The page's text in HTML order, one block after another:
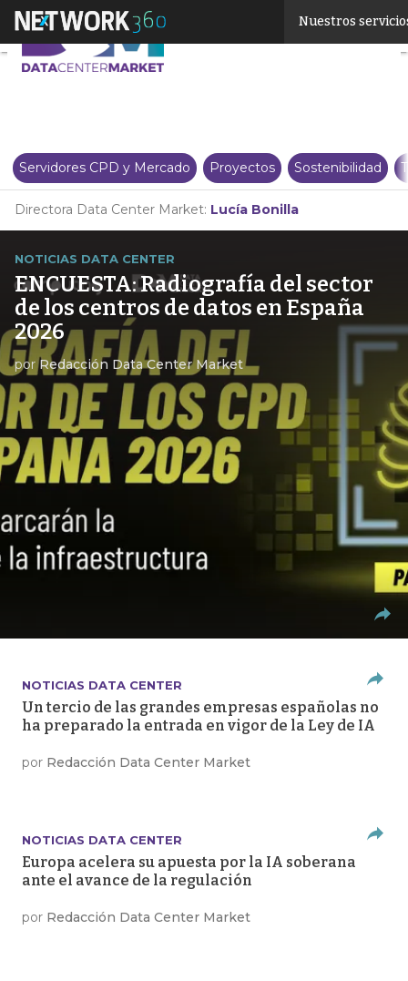
Nuestros
Servidores CPD y Mercado Proyectos Sostenibilidad
Directora Data Center Market: Lucía Bonilla
NOTICIAS DATA CENTER
ENCUESTA: Radiografía del sector
de los centros de datos en España
2026
porRedacción Data Center Market
NOTICIAS DATA CENTER
Un tercio de las grandes empresas españolas no
ha preparado la entrada en vigor de la Ley de IA
por Redacción Data Center Market
NOTICIAS DATA CENTER
Europa acelera su apuesta por la IA soberana
ante el avance de la regulación
por Redacción Data Center Market